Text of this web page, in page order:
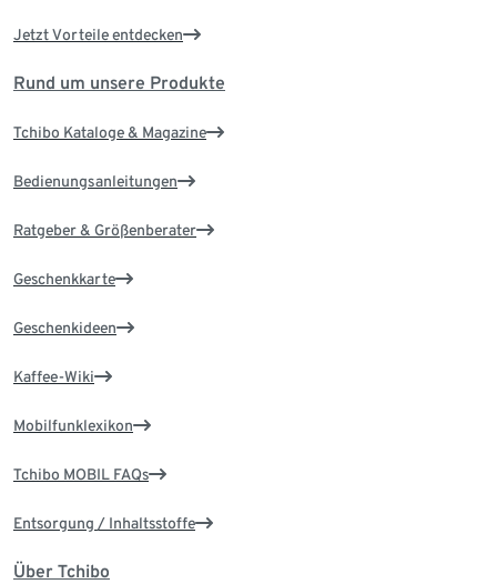
Jetzt Vorteile entdecken
Rund um unsere Produkte
Tchibo Kataloge & Magazine
Bedienungsanleitungen
Ratgeber & Größenberater
Geschenkkarte
Geschenkideen
Kaffee-Wiki
Mobilfunklexikon
Tchibo MOBIL FAQs
Entsorgung / Inhaltsstoffe
Über Tchibo